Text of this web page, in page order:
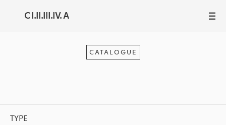
C I.II.III.IV. A III
CATALOGUE
TYPE